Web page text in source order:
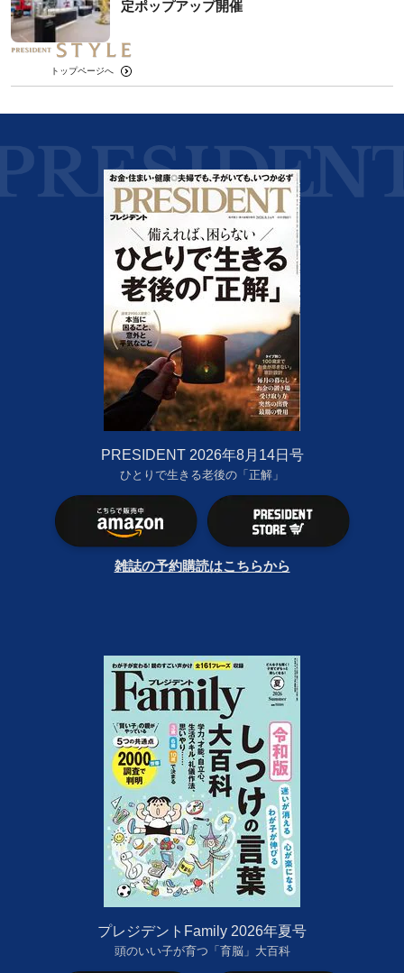
定ポップアップ開催
トップページへ
PRESIDENT 2026年8月14日号
ひとりで生きる老後の「正解」
雑誌の予約購読はこちらから
プレジデントFamily 2026年夏号
頭のいい子が育つ「育脳」大百科